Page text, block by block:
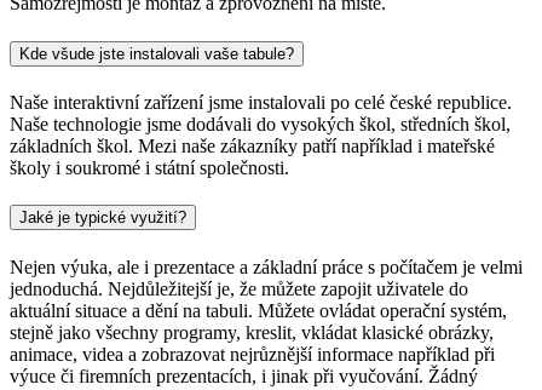
Kde všude jste instalovali vaše tabule?
Naše interaktivní zařízení jsme instalovali po celé české republice.
Naše technologie jsme dodávali do vysokých škol, středních škol,
základních škol. Mezi naše zákazníky patří například i mateřské
školy i soukromé i státní společnosti.
Jaké je typické využití?
Nejen výuka, ale i prezentace a základní práce s počítačem je velmi
jednoduchá. Nejdůležitejší je, že můžete zapojit uživatele do
aktuální situace a dění na tabuli. Můžete ovládat operační systém,
stejně jako všechny programy, kreslit, vkládat klasické obrázky,
animace, videa a zobrazovat nejrůznější informace například při
výuce či firemních prezentacích, i jinak při vyučování. Žádný